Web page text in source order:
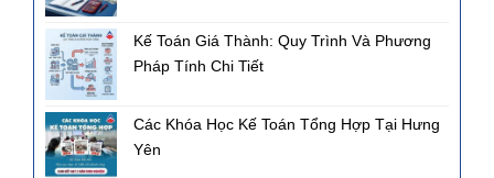
Kế Toán Giá Thành: Quy Trình Và Phương
Pháp Tính Chi Tiết
Các Khóa Học Kế Toán Tổng Hợp Tại Hưng
Yên